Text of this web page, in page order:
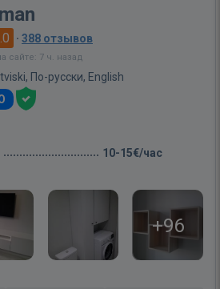
· 388 отзывов
сайте: 7 ч. назад
По-русски, English
10-15€/час
+96